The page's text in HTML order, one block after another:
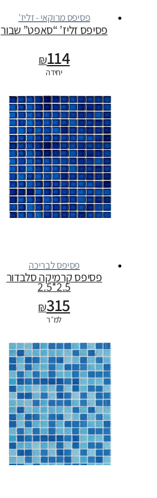
פסיפס מרוקאי - זליז'
פסיפס זליז’ “סאפט” שבור
₪114
יחידה
פסיפס לבריכה
פסיפס קרמיקה סלבדור
2.5*2.5
₪315
למ״ר